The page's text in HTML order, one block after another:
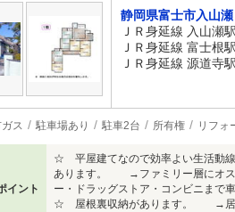
静岡県富士市入山瀬
ＪＲ身延線 入山瀬
ＪＲ身延線 富士根
ＪＲ身延線 源道寺
ス 駐車場あり 駐車2台 所有権 リフォ
イント
☆ 平屋建てなので効率よい生活動
あります。 →ファミリー層にオ
ー・ドラッグストア・コンビニま
☆ 屋根裏収納があります。 →居住